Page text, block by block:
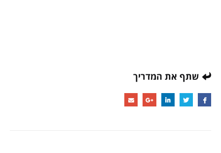
שתף את המדריך